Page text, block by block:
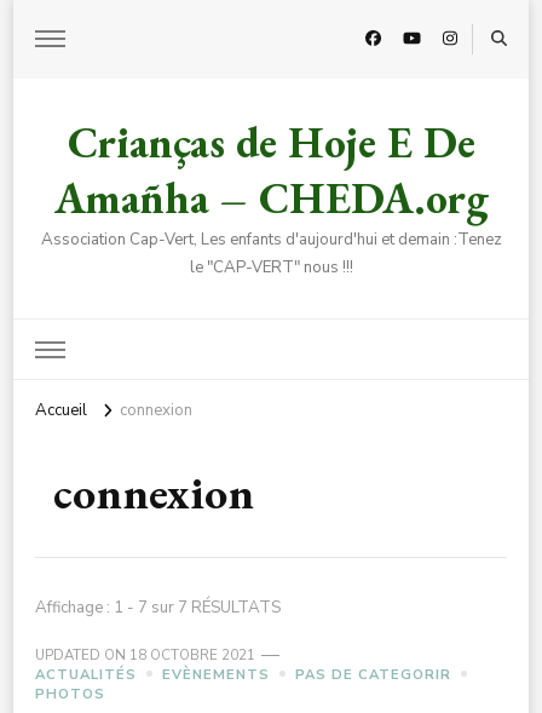
Crianças de Hoje E De
Amañha – CHEDA.org
Association Cap-Vert, Les enfants d'aujourd'hui et demain :Tenez
le "CAP-VERT" nous !!!
Accueil connexion
connexion
Affichage : 1 - 7 sur 7 RÉSULTATS
UPDATED ON 18 OCTOBRE 2021
ACTUALITÉS
EVÈNEMENTS
PAS DE CATEGORIR
PHOTOS